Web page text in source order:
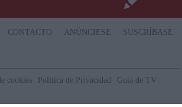
CONTACTO ANÚNCIESE
SUSCRÍBASE
cookies Política de Privacidad
Guía de TV